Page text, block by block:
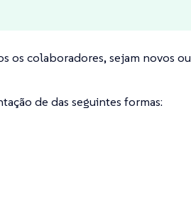
os colaboradores, sejam novos ou
de das seguintes formas: